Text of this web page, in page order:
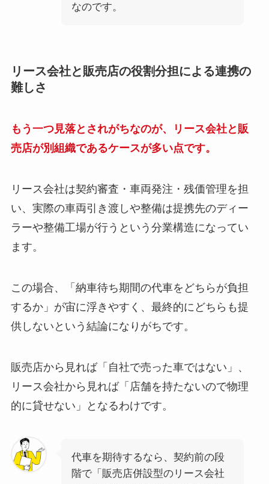
なのです。
リース会社と販売店の役割分担による連携の
難しさ
もう一つ見落とされがちなのが、リース会社と販
売店が別組織であるケースが多い点です。
リース会社は契約審査・車両発注・残価管理を担
い、実際の車両引き渡しや整備は提携先のディー
ラーや整備工場が行うという分業構造になってい
ます。
この場合、「納車待ち期間の代車をどちらが負担
するか」が宙に浮きやすく、最終的にどちらも提
供しないという結論になりがちです。
販売店から見れば「自社で売った車ではない」、
リース会社から見れば「店舗を持たないので物理
的に貸せない」となるわけです。
代車を期待するなら、契約前の段
階で「販売店併設型のリース会社